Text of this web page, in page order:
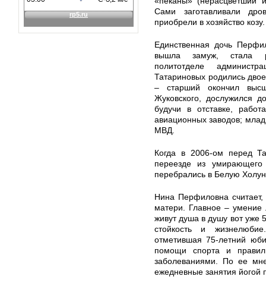
Сами заготавливали
приобрели в хозяйство козу.
Единственная дочь
вышла замуж, стала
политотделе
Татариновых родились
– старший окончил
Жуковского, дослужился
будучи в отставке,
авиационных заводов;
МВД.
Когда в 2006-ом перед
переезде из
перебрались в Белую
Нина Перфиловна
матери. Главное –
живут душа в душу вот уже
стойкость и
отметившая 75-летний
помощи спорта и
заболеваниями. По ее
ежедневные занятия йогой